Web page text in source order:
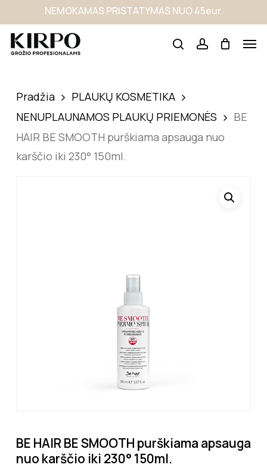
to
main
NEMOKAMAS PRISTATYMAS NUO 45eur.
Pradžia
PLAUKŲ KOSMETIKA
NENUPLAUNAMOS PLAUKŲ PRIEMONĖS
BE
HAIR BE SMOOTH purškiama apsauga nuo
karščio iki 230° 150ml.
BE HAIR BE SMOOTH purškiama apsauga
nuo karščio iki 230° 150ml.